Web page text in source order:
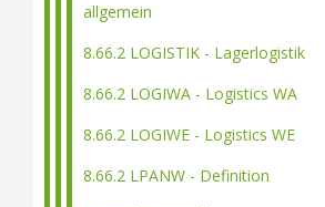
allgemein
8.66.2 LOGISTIK - Lagerlogistik
8.66.2 LOGIWA - Logistics WA
8.66.2 LOGIWE - Logistics WE
8.66.2 LPANW - Definition